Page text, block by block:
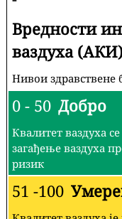
Вредности
ваздуха
Нивои здравствене
0 - 50 Добро
Квалитет ваздуха
загађење ваздуха
ризик
51 -100